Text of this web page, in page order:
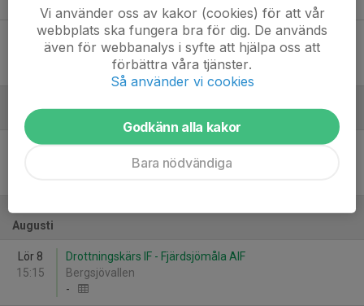
Tis 23
18:30
Drottningskärs IF - Listerby IK/Johannishus SK
Arena Rosenholm 1
Juli
Fre 31
Bj/Pukaviks IF - Drottningskärs IF
Augusti
Lör 8
15:15
Drottningskärs IF - Fjärdsjömåla AIF
Bergsjövallen
-
Vi använder oss av kakor (cookies) för att vår
webbplats ska fungera bra för dig. De används
även för webbanalys i syfte att hjälpa oss att
förbättra våra tjänster.
Så använder vi cookies
Godkänn alla kakor
Bara nödvändiga